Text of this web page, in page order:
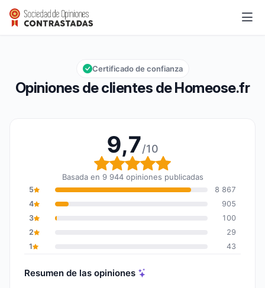
Homeose.fr
Calificación global: 9,7 de 10
9,7/10
Opiniones de clientes de Homeose.fr
Certificado de confianza
9,7/10
Calificación global: 9,7
Basada en 9 944 opiniones publicadas
5
8 867
4
905
3
100
2
29
1
43
Resumen de las opiniones